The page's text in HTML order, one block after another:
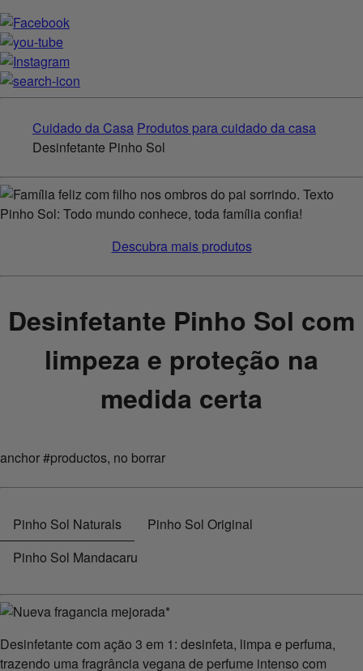
Cuidado da Casa Produtos para cuidado da casa
Desinfetante Pinho Sol
Descubra mais produtos
Desinfetante Pinho Sol com
limpeza e proteção na
medida certa
anchor #productos, no borrar
Pinho Sol Naturals
Pinho Sol Original
Pinho Sol Mandacaru
Desinfetante com ação 3 em 1: desinfeta, limpa e perfuma,
trazendo uma fragrância vegana de perfume intenso com